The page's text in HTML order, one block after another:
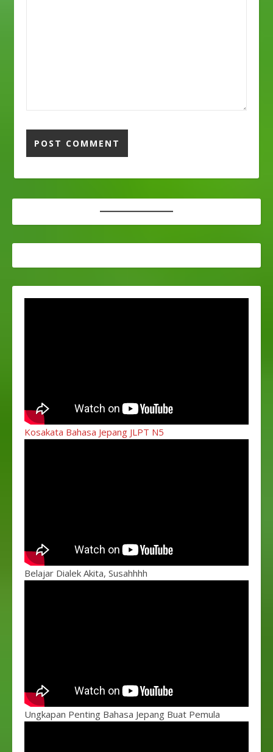
Kosakata Bahasa Jepang JLPT N5
Belajar Dialek Akita, Susahhhh
Ungkapan Penting Bahasa Jepang Buat Pemula